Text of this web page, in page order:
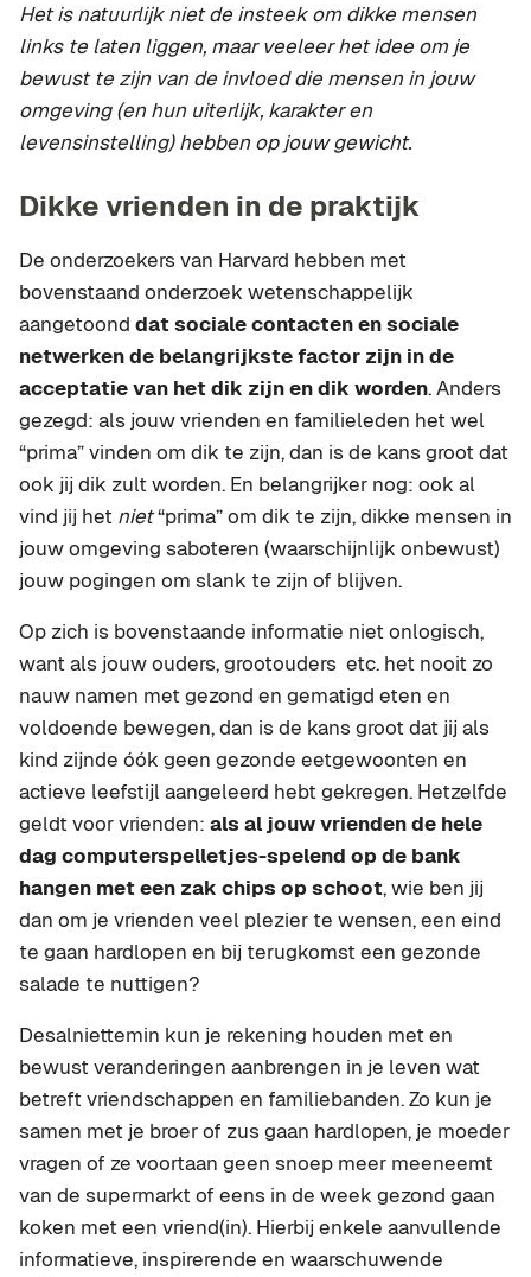
Het is natuurlijk niet de insteek om dikke mensen
links te laten liggen, maar veeleer het idee om je
bewust te zijn van de invloed die mensen in jouw
omgeving (en hun uiterlijk, karakter en
levensinstelling) hebben op jouw gewicht.
Dikke vrienden in de praktijk
De onderzoekers van Harvard hebben met
bovenstaand onderzoek wetenschappelijk
aangetoond dat sociale contacten en sociale
netwerken de belangrijkste factor zijn in de
acceptatie van het dik zijn en dik worden. Anders
gezegd: als jouw vrienden en familieleden het wel
“prima” vinden om dik te zijn, dan is de kans groot dat
ook jij dik zult worden. En belangrijker nog: ook al
vind jij het niet“prima” om dik te zijn, dikke mensen in
jouw omgeving saboteren (waarschijnlijk onbewust)
jouw pogingen om slank te zijn of blijven.
Op zich is bovenstaande informatie niet onlogisch,
want als jouw ouders, grootouders etc. het nooit zo
nauw namen met gezond en gematigd eten en
voldoende bewegen, dan is de kans groot dat jij als
kind zijnde óók geen gezonde eetgewoonten en
actieve leefstijl aangeleerd hebt gekregen. Hetzelfde
geldt voor vrienden: als al jouw vrienden de hele
dag computerspelletjes-spelend op de bank
hangen met een zak chips op schoot, wie ben jij
dan om je vrienden veel plezier te wensen, een eind
te gaan hardlopen en bij terugkomst een gezonde
salade te nuttigen?
Desalniettemin kun je rekening houden met en
bewust veranderingen aanbrengen in je leven wat
betreft vriendschappen en familiebanden. Zo kun je
samen met je broer of zus gaan hardlopen, je moeder
vragen of ze voortaan geen snoep meer meeneemt
van de supermarkt of eens in de week gezond gaan
koken met een vriend(in). Hierbij enkele aanvullende
informatieve, inspirerende en waarschuwende